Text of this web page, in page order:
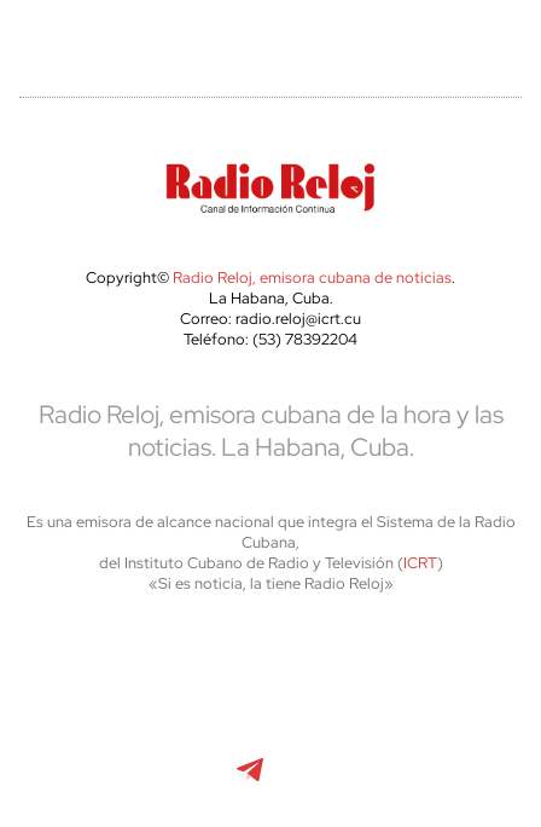
Copyright© Radio Reloj, emisora cubana de noticias.
La Habana, Cuba.
Correo: radio.reloj@icrt.cu
Teléfono: (53) 78392204
Radio Reloj, emisora cubana de la hora y las
noticias. La Habana, Cuba.
Es una emisora de alcance nacional que integra el Sistema de la Radio
Cubana,
del Instituto Cubano de Radio y Televisión (ICRT)
«Si es noticia, la tiene Radio Reloj»